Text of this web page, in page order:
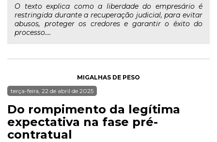
O texto explica como a liberdade do empresário é
restringida durante a recuperação judicial, para evitar
abusos, proteger os credores e garantir o êxito do
processo....
MIGALHAS DE PESO
terça-feira, 22 de abril de 2025
Do rompimento da legítima
expectativa na fase pré-
contratual